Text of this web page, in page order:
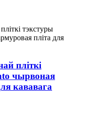
пліткі
чырвоная
кававага